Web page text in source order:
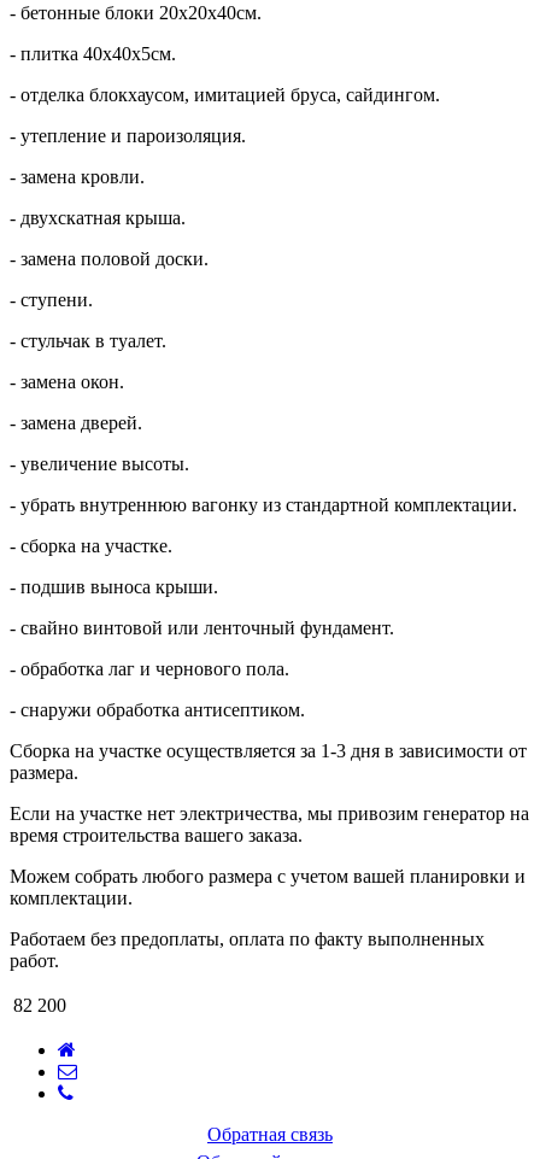
- бетонные блоки 20х20х40см.
- плитка 40х40х5см.
- отделка блокхаусом, имитацией бруса, сайдингом.
- утепление и пароизоляция.
- замена кровли.
- двухскатная крыша.
- замена половой доски.
- ступени.
- стульчак в туалет.
- замена окон.
- замена дверей.
- увеличение высоты.
- убрать внутреннюю вагонку из стандартной комплектации.
- сборка на участке.
- подшив выноса крыши.
- свайно винтовой или ленточный фундамент.
- обработка лаг и чернового пола.
- снаружи обработка антисептиком.
Сборка на участке осуществляется за 1-3 дня в зависимости от
размера.
Если на участке нет электричества, мы привозим генератор на
время строительства вашего заказа.
Можем собрать любого размера с учетом вашей планировки и
комплектации.
Работаем без предоплаты, оплата по факту выполненных
работ.
82 200
Обратная связь